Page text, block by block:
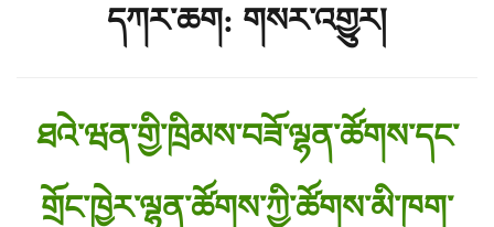
དཀར་ཆག: གསར་འགྱུར།
ཐའེ་ཝན་གྱི་ཁྲིམས་བཟོ་ལྷན་ཚོགས་དང་
གྲོང་ཁྱེར་ལྷན་ཚོགས་ཀྱི་ཚོགས་མི་ཁག་